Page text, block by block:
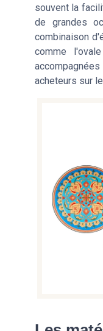
souvent la
de grandes
combinaison
comme
acheteurs sur